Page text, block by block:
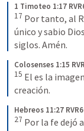
1 Timoteo 1:17
17 Por tanto, al
único y sabio
siglos. Amén.
Colosenses 1:15
15 El es la
creación.
Hebreos 11:27
27 Por la fe dejó